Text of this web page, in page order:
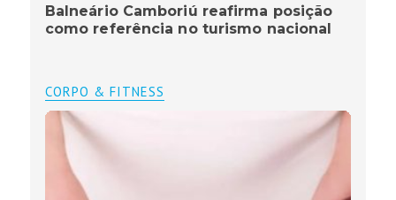
Balneário Camboriú reafirma posição
como referência no turismo nacional
CORPO & FITNESS